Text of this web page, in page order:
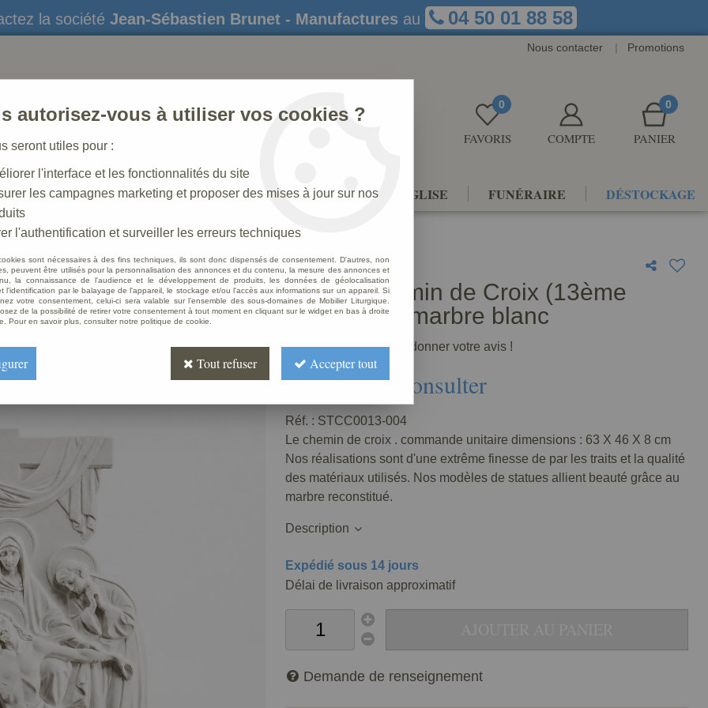
la société Jean-Sébastien Brunet - Manufactures au 04 50 01 88 58
Nous contacter | Promotions
0
FAVORIS COMPTE
0
PANIER
STATUES CRÈCHES DE NOËL AMÉNAGEMENTS D'ÉGLISE FUNÉRAIRE DÉSTOCKAGE
de Croix (13ème station), en marbre blanc
Statue Chemin de Croix (13ème
station), en marbre blanc
Soyez le premier à donner votre avis !
Prix : Nous consulter
Réf. : STCC0013-004
Le chemin de croix . commande unitaire dimensions : 63 X 46 X 8 cm
Nos réalisations sont d'une extrême finesse de par les traits et la qualité
des matériaux utilisés. Nos modèles de statues allient beauté grâce au
marbre reconstitué.
Description
Expédié sous 14 jours
Délai de livraison approximatif
Demande de renseignement
autorisez-vous à utiliser vos cookies ?
seront utiles pour :
l'interface et les fonctionnalités du site
les campagnes marketing et proposer des mises à jour sur nos
l'authentification et surveiller les erreurs techniques
sont nécessaires à des fins techniques, ils sont donc dispensés de consentement. D'autres, non
peuvent être utilisés pour la personnalisation des annonces et du contenu, la mesure des annonces et
la connaissance de l'audience et le développement de produits, les données de géolocalisation
l'identification par le balayage de l'appareil, le stockage et/ou l'accès aux informations sur un appareil. Si
votre consentement, celui-ci sera valable sur l’ensemble des sous-domaines de Mobilier Liturgique.
de la possibilité de retirer votre consentement à tout moment en cliquant sur le widget en bas à droite
Pour en savoir plus, consulter notre politique de cookie.
Tout refuser Accepter tout